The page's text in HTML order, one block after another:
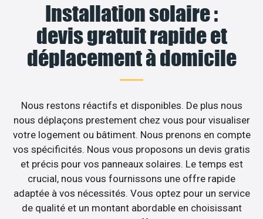
Installation solaire :
devis gratuit rapide et
déplacement à domicile
Nous restons réactifs et disponibles. De plus nous
nous déplaçons prestement chez vous pour visualiser
votre logement ou bâtiment. Nous prenons en compte
vos spécificités. Nous vous proposons un devis gratis
et précis pour vos panneaux solaires. Le temps est
crucial, nous vous fournissons une offre rapide
adaptée à vos nécessités. Vous optez pour un service
de qualité et un montant abordable en choisissant